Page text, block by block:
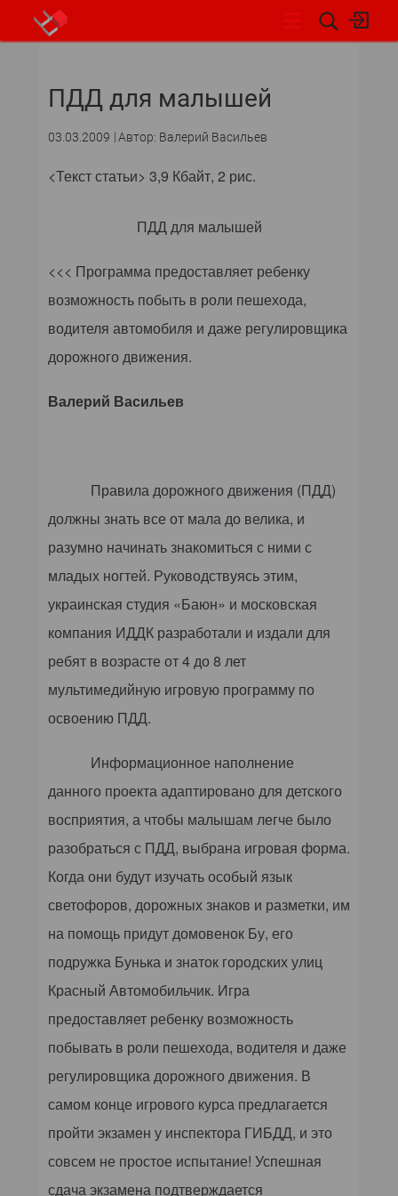
ПДД для малышей
03.03.2009 Автор: Валерий Васильев
<Текст статьи> 3,9 Кбайт, 2 рис.
ПДД для малышей
<<< Программа предоставляет ребенку
возможность побыть в роли пешехода,
водителя автомобиля и даже регулировщика
дорожного движения.
Валерий Васильев
Правила дорожного движения (ПДД)
должны знать все от мала до велика, и
разумно начинать знакомиться с ними с
младых ногтей. Руководствуясь этим,
украинская студия «Баюн» и московская
компания ИДДК разработали и издали для
ребят в возрасте от 4 до 8 лет
мультимедийную игровую программу по
освоению ПДД.
Информационное наполнение
данного проекта адаптировано для детского
восприятия, а чтобы малышам легче было
разобраться с ПДД, выбрана игровая форма.
Когда они будут изучать особый язык
светофоров, дорожных знаков и разметки, им
на помощь придут домовенок Бу, его
подружка Бунька и знаток городских улиц
Красный Автомобильчик. Игра
предоставляет ребенку возможность
побывать в роли пешехода, водителя и даже
регулировщика дорожного движения. В
самом конце игрового курса предлагается
пройти экзамен у инспектора ГИБДД, и это
совсем не простое испытание! Успешная
сдача экзамена подтверждается